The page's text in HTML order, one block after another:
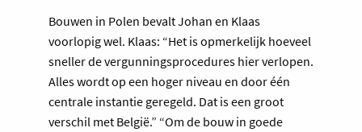
Bouwen in Polen bevalt Johan en Klaas
voorlopig wel. Klaas: “Het is opmerkelijk hoeveel
sneller de vergunningsprocedures hier verlopen.
Alles wordt op een hoger niveau en door één
centrale instantie geregeld. Dat is een groot
verschil met België.” “Om de bouw in goede